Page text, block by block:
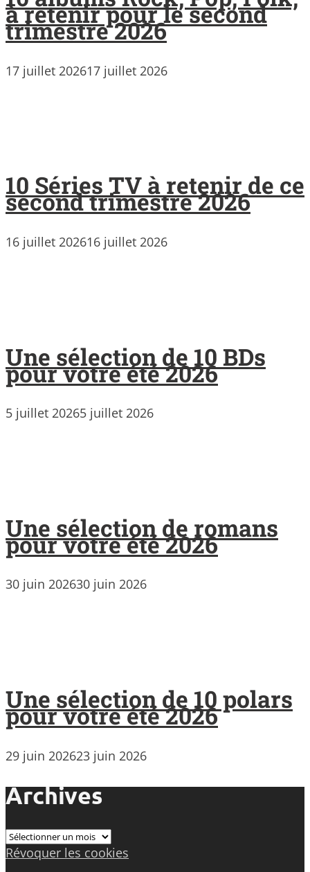
à retenir pour le second
trimestre 2026
17 juillet 202617 juillet 2026
10 Séries TV à retenir de ce
second trimestre 2026
16 juillet 202616 juillet 2026
Une sélection de 10 BDs
pour votre été 2026
5 juillet 20265 juillet 2026
Une sélection de romans
pour votre été 2026
30 juin 202630 juin 2026
Une sélection de 10 polars
pour votre été 2026
29 juin 202623 juin 2026
Archives
Archives
Révoquer les cookies